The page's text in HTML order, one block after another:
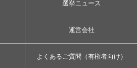
選挙ニュース
運営会社
よくあるご質問（有権者向け）